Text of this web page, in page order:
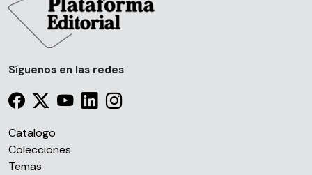
Síguenos en las redes
Catalogo
Colecciones
Temas